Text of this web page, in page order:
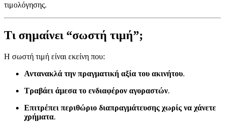
τιμολόγησης.
Τι σημαίνει “σωστή τιμή”;
Η σωστή τιμή είναι εκείνη που:
Αντανακλά την πραγματική αξία του ακινήτου.
Τραβάει άμεσα το ενδιαφέρον αγοραστών.
Επιτρέπει περιθώριο διαπραγμάτευσης χωρίς να χάνετε
χρήματα.